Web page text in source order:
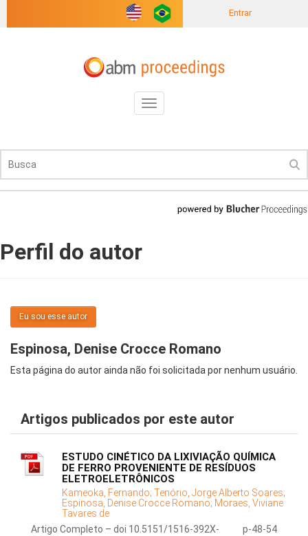
Entrar
Toggle
navigation
Perfil do autor
Eu sou esse autor
Espinosa, Denise Crocce Romano
Esta página do autor ainda não foi solicitada por nenhum usuário.
Artigos publicados por este autor
ESTUDO CINÉTICO DA LIXIVIAÇÃO QUÍMICA
DE FERRO PROVENIENTE DE RESÍDUOS
ELETROELETRÔNICOS
Kameoka, Fernando; Tenório, Jorge Alberto Soares;
Espinosa, Denise Crocce Romano; Moraes, Viviane
Tavares de
Artigo Completo – doi 10.5151/1516-392X-
p-48-54